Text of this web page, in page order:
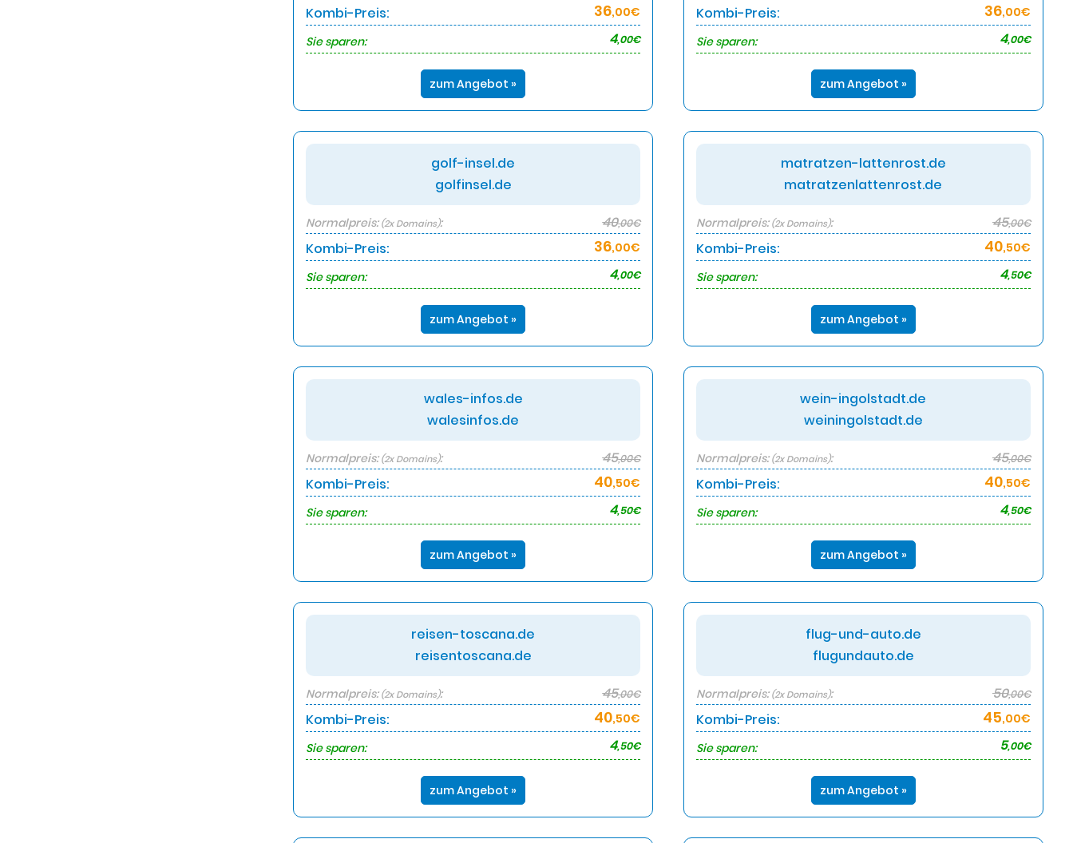
Kombi-Preis: 36,00€
Sie sparen:
4,00€
zum Angebot »
Kombi-Preis: 36,00€
Sie sparen:
4,00€
zum Angebot »
golf-insel.de
golfinsel.de
Normalpreis:(2x Domains): 40,00€
Kombi-Preis: 36,00€
Sie sparen:
4,00€
zum Angebot »
matratzen-lattenrost.de
matratzenlattenrost.de
Normalpreis:(2x Domains): 45,00€
Kombi-Preis: 40,50€
Sie sparen:
4,50€
zum Angebot »
wales-infos.de
walesinfos.de
Normalpreis:(2x Domains): 45,00€
Kombi-Preis: 40,50€
Sie sparen:
4,50€
zum Angebot »
wein-ingolstadt.de
weiningolstadt.de
Normalpreis:(2x Domains): 45,00€
Kombi-Preis: 40,50€
Sie sparen:
4,50€
zum Angebot »
reisen-toscana.de
reisentoscana.de
Normalpreis:(2x Domains): 45,00€
Kombi-Preis: 40,50€
Sie sparen:
4,50€
zum Angebot »
flug-und-auto.de
flugundauto.de
Normalpreis:(2x Domains): 50,00€
Kombi-Preis: 45,00€
Sie sparen:
5,00€
zum Angebot »